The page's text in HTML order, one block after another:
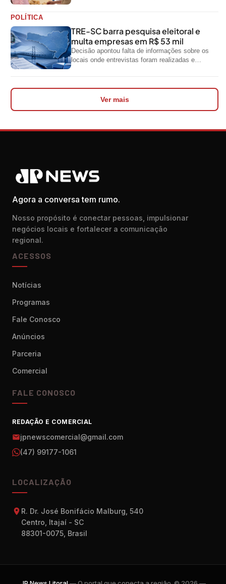
POLÍTICA
TRE-SC barra pesquisa eleitoral e
multa empresas em R$ 53 mil
Decisão apontou falta de informações sobre os
locais onde entrevistas foram realizadas e
Ver mais
Agora a conversa tem rumo.
Nosso propósito é conectar pessoas, impulsionar
negócios locais e fortalecer a comunicação
regional.
ACESSOS
Notícias
Programas
Fale Conosco
Anúncios
Parceria
Comercial
FALE CONOSCO
REDAÇÃO E COMERCIAL
jpnewscomercial@gmail.com
(47) 99177-1061
LOCALIZAÇÃO
R. Dr. José Bonifácio Malburg, 540
Centro, Itajaí - SC
88301-0075, Brasil